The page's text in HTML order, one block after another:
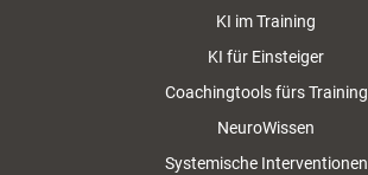
KI im Training
KI für Einsteiger
Coachingtools fürs Training
NeuroWissen
Systemische Interventionen